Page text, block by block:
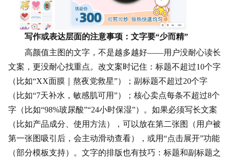
写作或表达层面的注意事项：文字要“少而精”
高颜值主图的文字，不是越多越好——用户没耐心读长
文案，更没耐心找重点。改文案时记住：标题不超过10个字
（比如“XX面膜｜熬夜党救星”）；副标题不超过20个字
（比如“7天补水，敏感肌可用”）；核心卖点每条不超过8个
字（比如“98%玻尿酸”“24小时保湿”）。如果必须写长文案
（比如产品成分、使用方法），可以放在第二张图（用户被
第一张图吸引后，会主动滑动查看），或用“点击展开”功能
（部分模板支持）。文字的排版也有技巧：标题和副标题之